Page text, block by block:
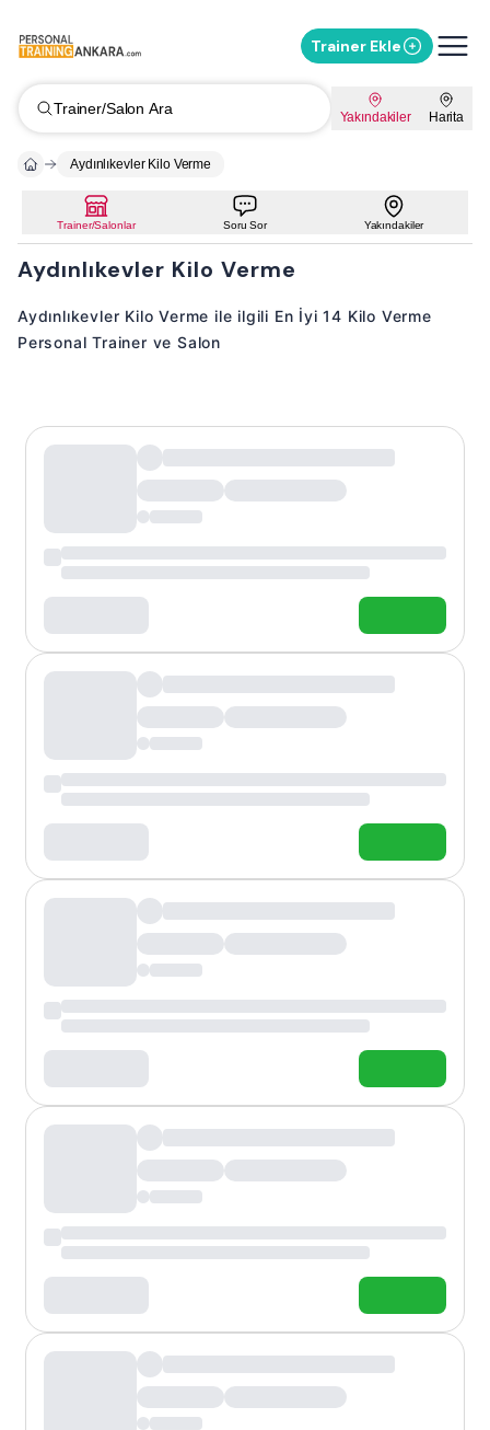
Trainer Ekle
Trainer/Salon Ara Yakındakiler Harita
Aydınlıkevler Kilo Verme
Trainer/Salonlar Soru Sor Yakındakiler
Aydınlıkevler Kilo Verme
Aydınlıkevler Kilo Verme ile ilgili En İyi 14 Kilo Verme
Personal Trainer ve Salon